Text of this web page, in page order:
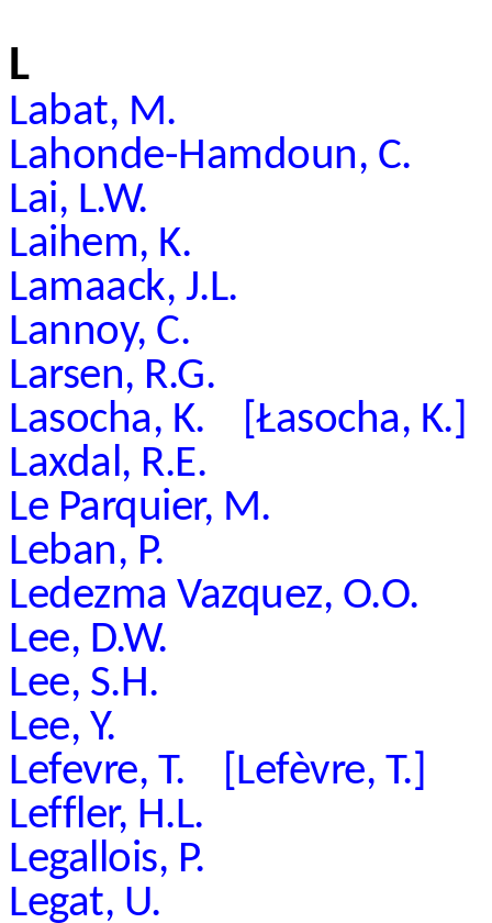
L
Labat, M.
Lahonde-Hamdoun, C.
Lai, L.W.
Laihem, K.
Lamaack, J.L.
Lannoy, C.
Larsen, R.G.
Lasocha, K. [Łasocha, K.]
Laxdal, R.E.
Le Parquier, M.
Leban, P.
Ledezma Vazquez, O.O.
Lee, D.W.
Lee, S.H.
Lee, Y.
Lefevre, T. [Lefèvre, T.]
Leffler, H.L.
Legallois, P.
Legat, U.